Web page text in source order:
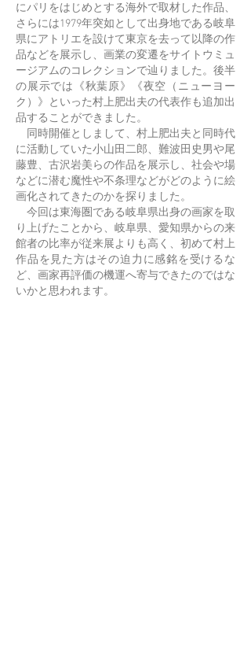
にパリをはじめとする海外で取材した作品、
さらには1979年突如として出身地である岐阜
県にアトリエを設けて東京を去って以降の作
品などを展示し、画業の変遷をサイトウミュ
ージアムのコレクションで辿りました。後半
の展示では《秋葉原》《夜空（ニューヨー
ク）》といった村上肥出夫の代表作も追加出
品することができました。
同時開催としまして、村上肥出夫と同時代
に活動していた小山田二郎、難波田史男や尾
藤豊、古沢岩美らの作品を展示し、社会や場
などに潜む魔性や不条理などがどのように絵
画化されてきたのかを探りました。
今回は東海圏である岐阜県出身の画家を取
り上げたことから、岐阜県、愛知県からの来
館者の比率が従来展よりも高く、初めて村上
作品を見た方はその迫力に感銘を受けるな
ど、画家再評価の機運へ寄与できたのではな
いかと思われます。